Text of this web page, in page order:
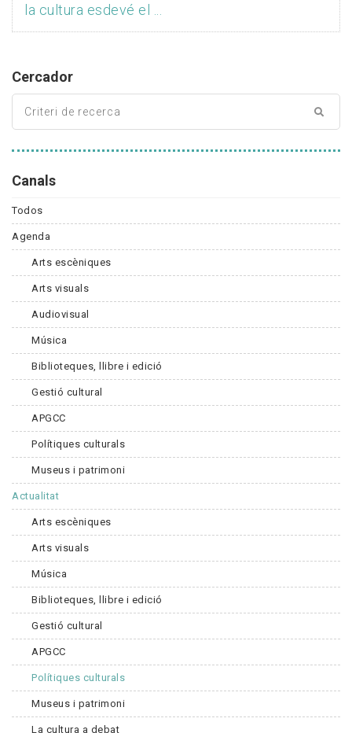
la cultura esdevé el ...
Cercador
Canals
Todos
Agenda
Arts escèniques
Arts visuals
Audiovisual
Música
Biblioteques, llibre i edició
Gestió cultural
APGCC
Polítiques culturals
Museus i patrimoni
Actualitat
Arts escèniques
Arts visuals
Música
Biblioteques, llibre i edició
Gestió cultural
APGCC
Polítiques culturals
Museus i patrimoni
La cultura a debat